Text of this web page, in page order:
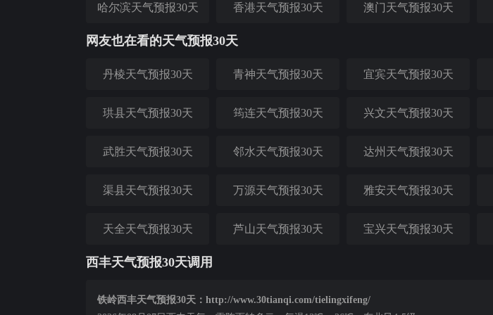
哈尔滨天气预报30天 香港天气预报30天 澳门天气预报30天
网友也在看的天气预报30天
丹棱天气预报30天 青神天气预报30天 宜宾天气预报30天
珙县天气预报30天 筠连天气预报30天 兴文天气预报30天
武胜天气预报30天 邻水天气预报30天 达州天气预报30天
渠县天气预报30天 万源天气预报30天 雅安天气预报30天
天全天气预报30天 芦山天气预报30天 宝兴天气预报30天
西丰天气预报30天调用
铁岭西丰天气预报30天：http://www.30tianqi.com/tielingxifeng/